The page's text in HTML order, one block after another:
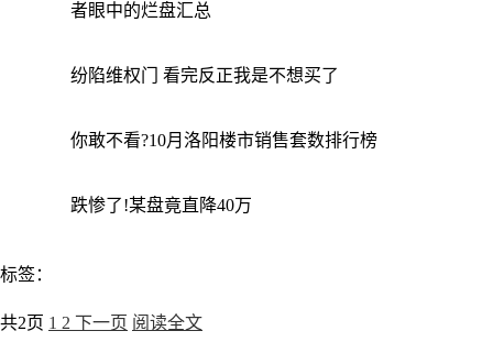
者眼中的烂盘汇总
纷陷维权门 看完反正我是不想买了
你敢不看?10月洛阳楼市销售套数排行榜
跌惨了!某盘竟直降40万
标签：
共2页 1 2 下一页 阅读全文